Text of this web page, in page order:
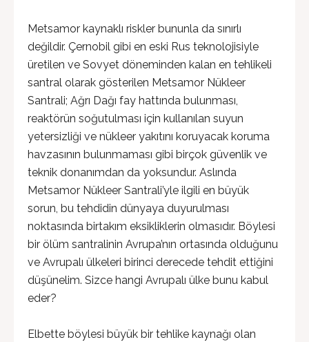
Metsamor kaynaklı riskler bununla da sınırlı
değildir. Çernobil gibi en eski Rus teknolojisiyle
üretilen ve Sovyet döneminden kalan en tehlikeli
santral olarak gösterilen Metsamor Nükleer
Santrali; Ağrı Dağı fay hattında bulunması,
reaktörün soğutulması için kullanılan suyun
yetersizliği ve nükleer yakıtını koruyacak koruma
havzasının bulunmaması gibi birçok güvenlik ve
teknik donanımdan da yoksundur. Aslında
Metsamor Nükleer Santrali’yle ilgili en büyük
sorun, bu tehdidin dünyaya duyurulması
noktasında birtakım eksikliklerin olmasıdır. Böylesi
bir ölüm santralinin Avrupa’nın ortasında olduğunu
ve Avrupalı ülkeleri birinci derecede tehdit ettiğini
düşünelim. Sizce hangi Avrupalı ülke bunu kabul
eder?
Elbette böylesi büyük bir tehlike kaynağı olan